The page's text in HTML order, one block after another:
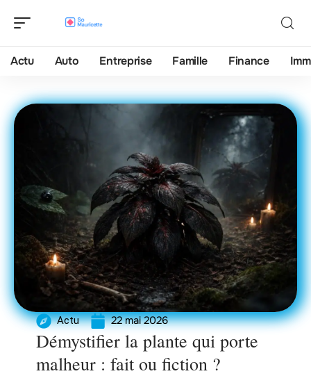
Actu Auto Entreprise Famille Finance
Actu 22 mai 2026
Démystifier la plante qui porte
malheur : fait ou fiction ?